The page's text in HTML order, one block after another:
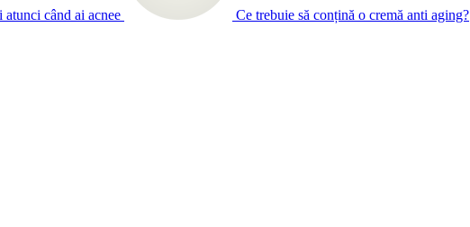
atunci când ai acnee
Ce trebuie să conțină o cremă anti aging?